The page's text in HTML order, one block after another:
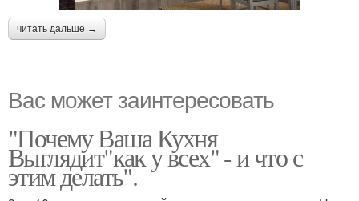
читать дальше →
Вас может заинтересовать
"Почему Ваша Кухня
Выглядит"как у всех" - и что с
этим делать".